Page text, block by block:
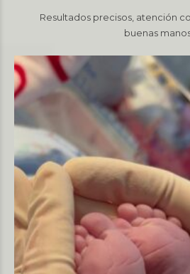
Resultados precisos, atención
buenas